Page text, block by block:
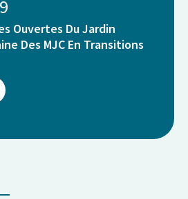
Ouvertes Du Jardin
Des MJC En Transitions